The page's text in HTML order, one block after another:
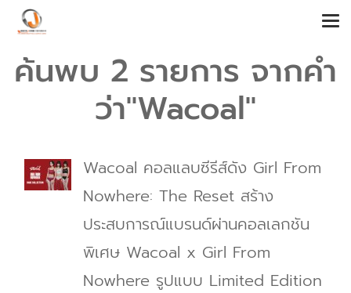
ค้นพบ 2 รายการ จากคำ
ว่า"Wacoal"
Wacoal คอลแลบซีรีส์ดัง Girl From
Nowhere: The Reset สร้าง
ประสบการณ์แบรนด์ผ่านคอลเลกชัน
พิเศษ Wacoal x Girl From
Nowhere รูปแบบ Limited Edition